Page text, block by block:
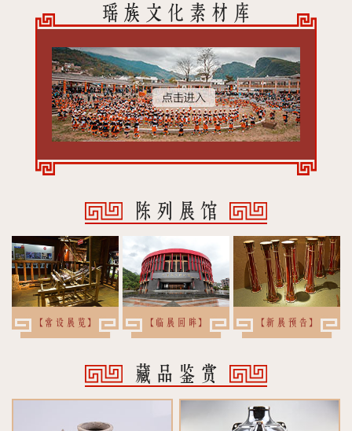
瑶族文化素材库
陈列展馆
【常设展览】 【临展回眸】 【新展预告】
藏品鉴赏